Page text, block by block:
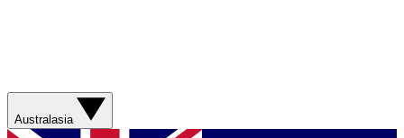
Australasia